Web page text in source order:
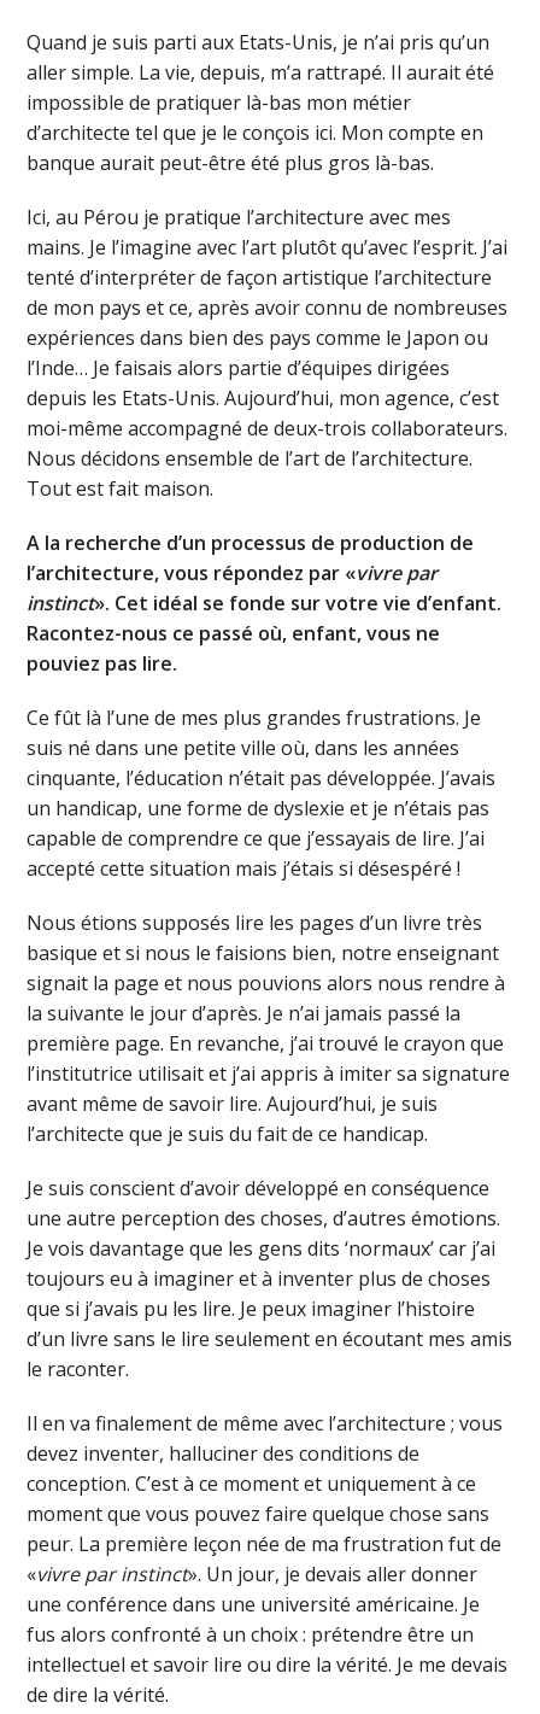
Quand je suis parti aux Etats-Unis, je n’ai pris qu’un
aller simple. La vie, depuis, m’a rattrapé. Il aurait été
impossible de pratiquer là-bas mon métier
d’architecte tel que je le conçois ici. Mon compte en
banque aurait peut-être été plus gros là-bas.
Ici, au Pérou je pratique l’architecture avec mes
mains. Je l’imagine avec l’art plutôt qu’avec l’esprit. J’ai
tenté d’interpréter de façon artistique l’architecture
de mon pays et ce, après avoir connu de nombreuses
expériences dans bien des pays comme le Japon ou
l’Inde… Je faisais alors partie d’équipes dirigées
depuis les Etats-Unis. Aujourd’hui, mon agence, c’est
moi-même accompagné de deux-trois collaborateurs.
Nous décidons ensemble de l’art de l’architecture.
Tout est fait maison.
A la recherche d’un processus de production de
l’architecture, vous répondez par «vivre par
instinct». Cet idéal se fonde sur votre vie d’enfant.
Racontez-nous ce passé où, enfant, vous ne
pouviez pas lire.
Ce fût là l’une de mes plus grandes frustrations. Je
suis né dans une petite ville où, dans les années
cinquante, l’éducation n’était pas développée. J’avais
un handicap, une forme de dyslexie et je n’étais pas
capable de comprendre ce que j’essayais de lire. J’ai
accepté cette situation mais j’étais si désespéré !
Nous étions supposés lire les pages d’un livre très
basique et si nous le faisions bien, notre enseignant
signait la page et nous pouvions alors nous rendre à
la suivante le jour d’après. Je n’ai jamais passé la
première page. En revanche, j’ai trouvé le crayon que
l’institutrice utilisait et j’ai appris à imiter sa signature
avant même de savoir lire. Aujourd’hui, je suis
l’architecte que je suis du fait de ce handicap.
Je suis conscient d’avoir développé en conséquence
une autre perception des choses, d’autres émotions.
Je vois davantage que les gens dits ‘normaux’ car j’ai
toujours eu à imaginer et à inventer plus de choses
que si j’avais pu les lire. Je peux imaginer l’histoire
d’un livre sans le lire seulement en écoutant mes amis
le raconter.
Il en va finalement de même avec l’architecture ; vous
devez inventer, halluciner des conditions de
conception. C’est à ce moment et uniquement à ce
moment que vous pouvez faire quelque chose sans
peur. La première leçon née de ma frustration fut de
«vivre par instinct». Un jour, je devais aller donner
une conférence dans une université américaine. Je
fus alors confronté à un choix : prétendre être un
intellectuel et savoir lire ou dire la vérité. Je me devais
de dire la vérité.